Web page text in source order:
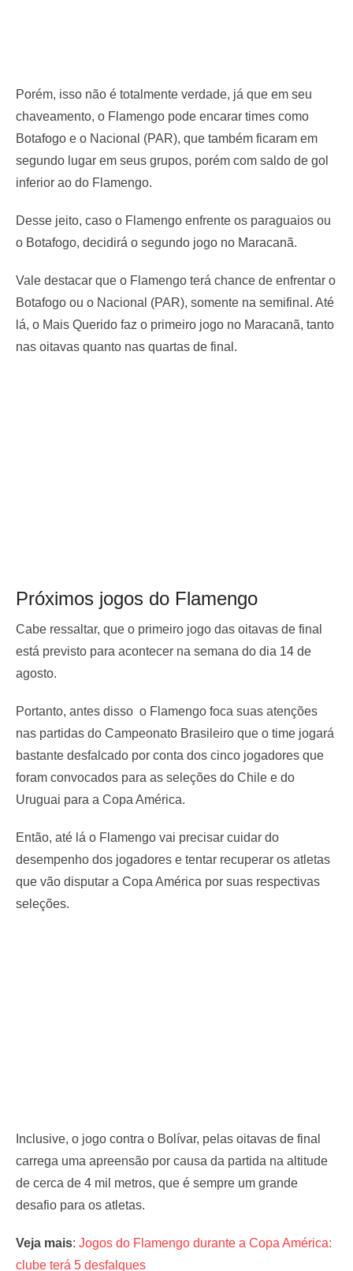
Porém, isso não é totalmente verdade, já que em seu
chaveamento, o Flamengo pode encarar times como
Botafogo e o Nacional (PAR), que também ficaram em
segundo lugar em seus grupos, porém com saldo de gol
inferior ao do Flamengo.
Desse jeito, caso o Flamengo enfrente os paraguaios ou
o Botafogo, decidirá o segundo jogo no Maracanã.
Vale destacar que o Flamengo terá chance de enfrentar o
Botafogo ou o Nacional (PAR), somente na semifinal. Até
lá, o Mais Querido faz o primeiro jogo no Maracanã, tanto
nas oitavas quanto nas quartas de final.
Próximos jogos do Flamengo
Cabe ressaltar, que o primeiro jogo das oitavas de final
está previsto para acontecer na semana do dia 14 de
agosto.
Portanto, antes disso o Flamengo foca suas atenções
nas partidas do Campeonato Brasileiro que o time jogará
bastante desfalcado por conta dos cinco jogadores que
foram convocados para as seleções do Chile e do
Uruguai para a Copa América.
Então, até lá o Flamengo vai precisar cuidar do
desempenho dos jogadores e tentar recuperar os atletas
que vão disputar a Copa América por suas respectivas
seleções.
Inclusive, o jogo contra o Bolívar, pelas oitavas de final
carrega uma apreensão por causa da partida na altitude
de cerca de 4 mil metros, que é sempre um grande
desafio para os atletas.
Veja mais: Jogos do Flamengo durante a Copa América:
clube terá 5 desfalques